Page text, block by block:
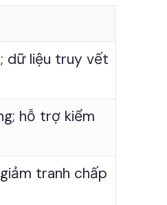
dữ liệu truy vết
hỗ trợ kiểm
tranh chấp